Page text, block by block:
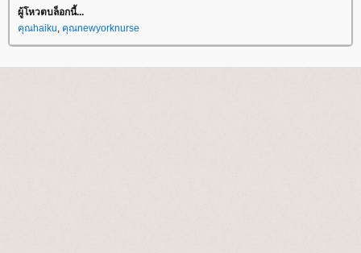
ผู้โหวตบล็อกนี้...
คุณhaiku, คุณnewyorknurse